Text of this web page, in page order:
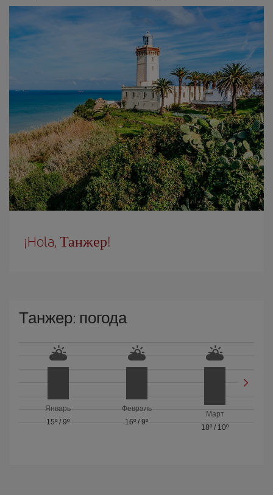
¡Hola, Танжер!
Танжер: погода
Январь
15º /9º
Февраль
16º / 9º
Март
18º / 10º